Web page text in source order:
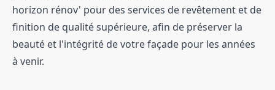
horizon rénov' pour des services de revêtement et de
finition de qualité supérieure, afin de préserver la
beauté et l'intégrité de votre façade pour les années
à venir.